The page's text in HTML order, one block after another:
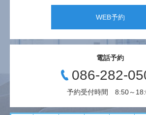
WEB予約
電話予約
086-282-
予約受付時間 8:50～